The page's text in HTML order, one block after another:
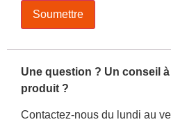
Une question ? Un conseil
produit ?
Contactez-nous du lundi au